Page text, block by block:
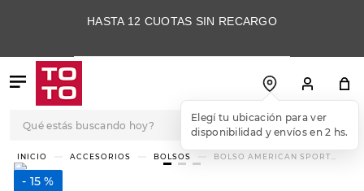
HASTA 12 CUOTAS SIN RECARGO
Elegí tu ubicación para ver
disponibilidad y envíos en 2 hs.
ACCESORIOS BOLSOS
BOLSO AMERICAN SPORT
15 %
TÉRMINOS MÁS
BUSCADOS